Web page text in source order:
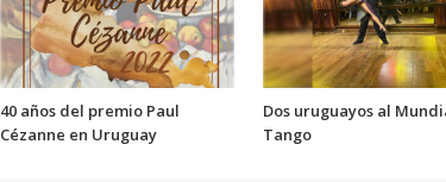
40 años del premio Paul
Cézanne en Uruguay
Dos uruguayos al
Tango